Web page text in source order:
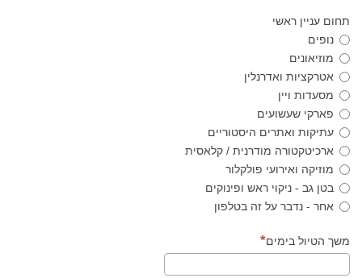
תחום עניין ראשי
נופים
מוזיאונים
אטרקציות ואדרנלין
מסעדות ויין
פארקי שעשועים
עתיקות ואתרים היסטוריים
ארכיטקטורה מודרנית / קלאסית
מוזיקה ואירועי פולקלור
בטן גב - ניקוי ראש ופינוקים
אחר - נדבר על זה בטלפון
משך הטיול בימים